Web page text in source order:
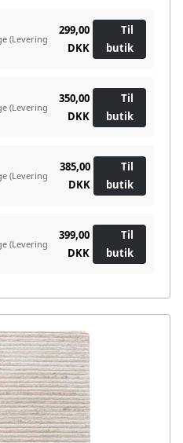
(Levering
299,00
DKK
Til
butik
(Levering
350,00
DKK
Til
butik
(Levering
385,00
DKK
Til
butik
(Levering
399,00
DKK
Til
butik